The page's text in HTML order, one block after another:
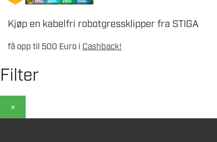
Kjøp en kabelfri robotgressklipper fra STIGA
få opp til 500 Euro i Cashback!
Filter
×